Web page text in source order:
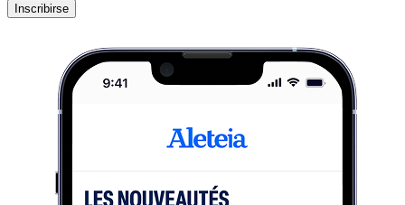
Inscribirse